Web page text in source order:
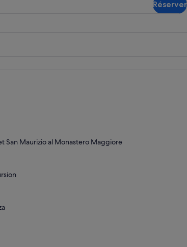
remboursableRéserver
San Maurizio al Monastero Maggiore